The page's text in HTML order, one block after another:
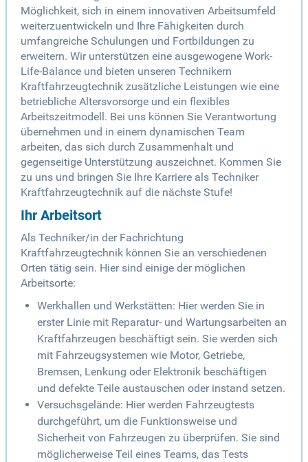
Möglichkeit, sich in einem innovativen Arbeitsumfeld
weiterzuentwickeln und Ihre Fähigkeiten durch
umfangreiche Schulungen und Fortbildungen zu
erweitern. Wir unterstützen eine ausgewogene Work-
Life-Balance und bieten unseren Technikern
Kraftfahrzeugtechnik zusätzliche Leistungen wie eine
betriebliche Altersvorsorge und ein flexibles
Arbeitszeitmodell. Bei uns können Sie Verantwortung
übernehmen und in einem dynamischen Team
arbeiten, das sich durch Zusammenhalt und
gegenseitige Unterstützung auszeichnet. Kommen Sie
zu uns und bringen Sie Ihre Karriere als Techniker
Kraftfahrzeugtechnik auf die nächste Stufe!
Ihr Arbeitsort
Als Techniker/in der Fachrichtung
Kraftfahrzeugtechnik können Sie an verschiedenen
Orten tätig sein. Hier sind einige der möglichen
Arbeitsorte:
Werkhallen und Werkstätten: Hier werden Sie in
erster Linie mit Reparatur- und Wartungsarbeiten an
Kraftfahrzeugen beschäftigt sein. Sie werden sich
mit Fahrzeugsystemen wie Motor, Getriebe,
Bremsen, Lenkung oder Elektronik beschäftigen
und defekte Teile austauschen oder instand setzen.
Versuchsgelände: Hier werden Fahrzeugtests
durchgeführt, um die Funktionsweise und
Sicherheit von Fahrzeugen zu überprüfen. Sie sind
möglicherweise Teil eines Teams, das Tests